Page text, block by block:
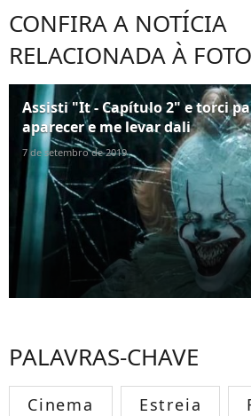
CONFIRA A NOTÍCIA
RELACIONADA À FOTO
Assisti "It - Capítulo 2" e torci
aparecer e me levar dali
7 de setembro de 2019
PALAVRAS-CHAVE
Cinema Estreia